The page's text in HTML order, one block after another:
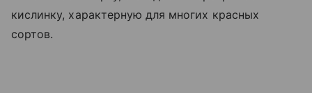
кислинку, характерную для многих красных
сортов.